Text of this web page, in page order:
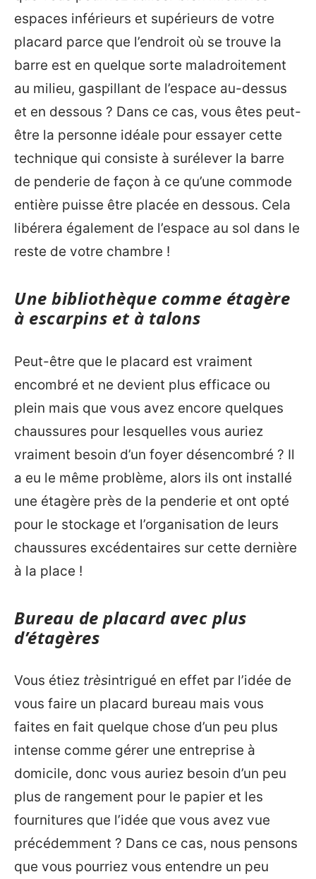
espaces inférieurs et supérieurs de votre
placard parce que l’endroit où se trouve la
barre est en quelque sorte maladroitement
au milieu, gaspillant de l’espace au-dessus
et en dessous ? Dans ce cas, vous êtes peut-
être la personne idéale pour essayer cette
technique qui consiste à surélever la barre
de penderie de façon à ce qu’une commode
entière puisse être placée en dessous. Cela
libérera également de l’espace au sol dans le
reste de votre chambre !
Une bibliothèque comme étagère
à escarpins et à talons
Peut-être que le placard est vraiment
encombré et ne devient plus efficace ou
plein mais que vous avez encore quelques
chaussures pour lesquelles vous auriez
vraiment besoin d’un foyer désencombré ? Il
a eu le même problème, alors ils ont installé
une étagère près de la penderie et ont opté
pour le stockage et l’organisation de leurs
chaussures excédentaires sur cette dernière
à la place !
Bureau de placard avec plus
d’étagères
Vous étiez trèsintrigué en effet par l’idée de
vous faire un placard bureau mais vous
faites en fait quelque chose d’un peu plus
intense comme gérer une entreprise à
domicile, donc vous auriez besoin d’un peu
plus de rangement pour le papier et les
fournitures que l’idée que vous avez vue
précédemment ? Dans ce cas, nous pensons
que vous pourriez vous entendre un peu